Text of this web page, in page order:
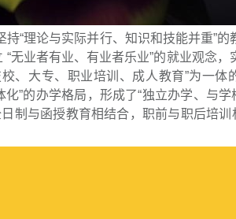
持“理论与实际并行、知识和技能并重”
无业者有业、有业者乐业”的就业观念
、大专、职业培训、成人教育”为一
”的办学格局，形成了“独立办学、与
制与函授教育相结合，职前与职后培